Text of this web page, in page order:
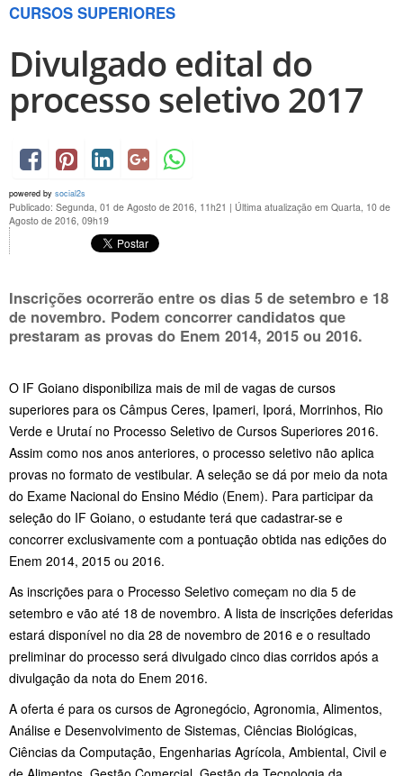
CURSOS SUPERIORES
Divulgado edital do
processo seletivo 2017
powered by social2s
Publicado: Segunda, 01 de Agosto de 2016, 11h21 | Última atualização em Quarta, 10 de
Agosto de 2016, 09h19
Inscrições ocorrerão entre os dias 5 de setembro e 18
de novembro. Podem concorrer candidatos que
prestaram as provas do Enem 2014, 2015 ou 2016.
O IF Goiano disponibiliza mais de mil de vagas de cursos
superiores para os Câmpus Ceres, Ipameri, Iporá, Morrinhos, Rio
Verde e Urutaí no Processo Seletivo de Cursos Superiores 2016.
Assim como nos anos anteriores, o processo seletivo não aplica
provas no formato de vestibular. A seleção se dá por meio da nota
do Exame Nacional do Ensino Médio (Enem). Para participar da
seleção do IF Goiano, o estudante terá que cadastrar-se e
concorrer exclusivamente com a pontuação obtida nas edições do
Enem 2014, 2015 ou 2016.
As inscrições para o Processo Seletivo começam no dia 5 de
setembro e vão até 18 de novembro. A lista de inscrições deferidas
estará disponível no dia 28 de novembro de 2016 e o resultado
preliminar do processo será divulgado cinco dias corridos após a
divulgação da nota do Enem 2016.
A oferta é para os cursos de Agronegócio, Agronomia, Alimentos,
Análise e Desenvolvimento de Sistemas, Ciências Biológicas,
Ciências da Computação, Engenharias Agrícola, Ambiental, Civil e